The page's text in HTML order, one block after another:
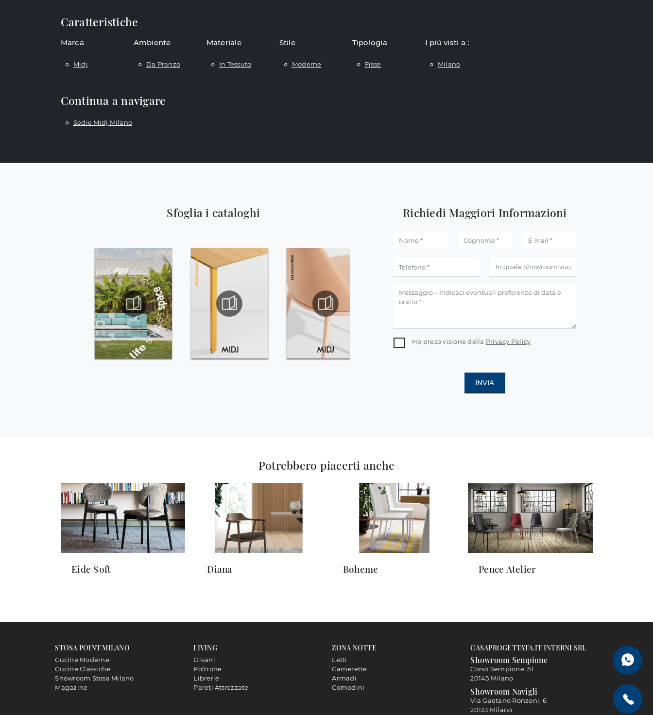
Caratteristiche
Marca
Midj
Ambiente
Da Pranzo
Materiale
In Tessuto
Stile
Moderne
Tipologia
Fisse
I più visti a :
Milano
Continua a navigare
Sedie Midj Milano
Sfoglia i cataloghi Richiedi Maggiori Informazioni
Ho preso visione della Privacy Policy
INVIA
Potrebbero piacerti anche
Eide Soft Diana Boheme Pence Atelier
STOSA POINT MILANO
Cucine Moderne
Cucine Classiche
Showroom Stosa Milano
Magazine
LIVING
Divani
Poltrone
Librerie
Pareti Attrezzate
ZONA NOTTE
Letti
Camerette
Armadi
Comodini
CASAPROGETTATA.IT INTERNI SRL
Showroom Sempione
Corso Sempione, 51
20145 Milano
Showroom Navigli
Via Gaetano Ronzoni, 6
20123 Milano